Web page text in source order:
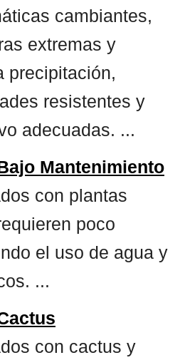
cambiantes,
extremas y
precipitación,
resistentes y
adecuadas. ...
Mantenimiento
con plantas
poco
el uso de agua y
...
con cactus y